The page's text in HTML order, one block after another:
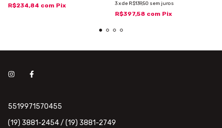
R$234,84 com Pix 3xde R$139,50 sem juros
R$397,58 com Pix
5519971570455
(19) 3881-2454 / (19) 3881-2749